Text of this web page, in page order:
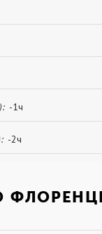
-1ч
-2ч